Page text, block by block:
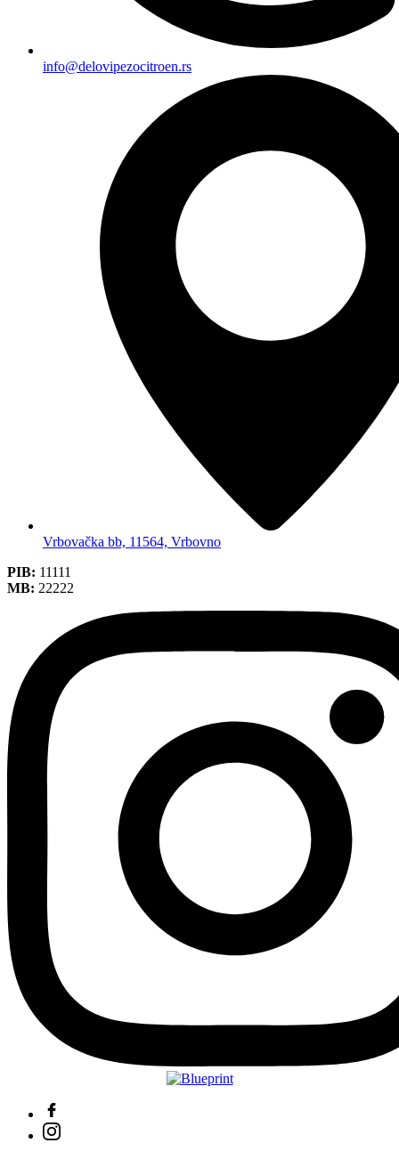
info@delovipezocitroen.rs
Vrbovačka bb, 11564, Vrbovno
PIB: 11111
MB: 22222